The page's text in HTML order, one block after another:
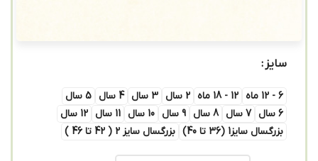
سایز
6 - 12 ماه 12 - 18 ماه 2 سال 3 سال 4 سال
5 سال
6 سال
7 سال 8 سال 9 سال 10 سال 11 سال
12 سال
بزرگسال سایز1 (36 تا 40)
بزرگسال سایز 2 ( 42 تا 46 )